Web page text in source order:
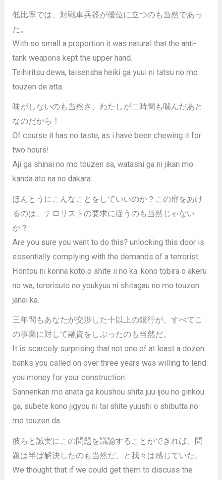
低比率では、対戦車兵器が優位に立つのも当然であっ
た。
With so small a proportion it was natural that the anti-
tank weapons kept the upper hand.
Teihiritsu dewa, taisensha heiki ga yuui ni tatsu no mo
touzen de atta.
味がしないのも当然さ、わたしが二時間も噛んだあと
なのだから！
Of course it has no taste, as i have been chewing it for
two hours!
Aji ga shinai no mo touzen sa, watashi ga ni jikan mo
kanda ato na no dakara.
ほんとうにこんなことをしていいのか？この扉をあけ
るのは、テロリストの要求に従うのも当然じゃない
か？
Are you sure you want to do this? unlocking this door is
essentially complying with the demands of a terrorist.
Hontou ni konna koto o shite ii no ka. kono tobira o akeru
no wa, terorisuto no youkyuu ni shitagau no mo touzen
janai ka.
三年間もあなたが交渉した十以上の銀行が、すべてこ
の事業に対して融資をしぶったのも当然だ。
It is scarcely surprising that not one of at least a dozen
banks you called on over three years was willing to lend
you money for your construction.
Sannenkan mo anata ga koushou shita juu ijou no ginkou
ga, subete kono jigyou ni tai shite yuushi o shibutta no
mo touzen da.
彼らと誠実にこの問題を議論することができれば、問
題は半ば解決したのも当然だ、と我々は感じていた。
We thought that if we could get them to discuss the